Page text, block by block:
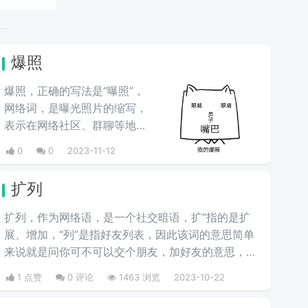
爆照
爆照，正确的写法是“曝照”，
网络词，是曝光照片的缩写，
表示在网络社区、群聊等地方
发布自己的照片，新人一般会
要求爆照，所以也叫新人爆
见的一种形式，也就是一个新
人，进到一个群体中要自我介
绍，然后展现出自己的的形象
照片。
0 0 2023-11-12
扩列
扩列，作为网络语，是一个社交暗语，扩”指的是扩
展、增加，“列”是指好友列表，因此该词的意思简单
来说就是问你可不可以交个朋友，加好友的意思，00
后的一种交友和社交文化。
1 点赞 0 评论 1463 浏览 2023-10-22